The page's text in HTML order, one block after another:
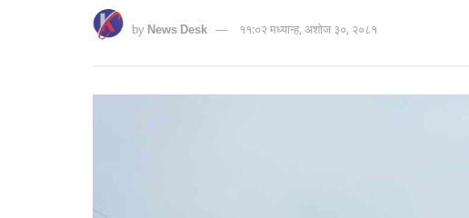
byNews Desk ११:०२ मध्यान्ह, अशोज ३०, २०८१